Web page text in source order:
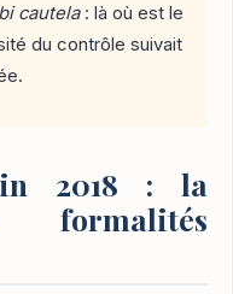
cautela: là où est le
du contrôle suivait
2018 : la
formalités